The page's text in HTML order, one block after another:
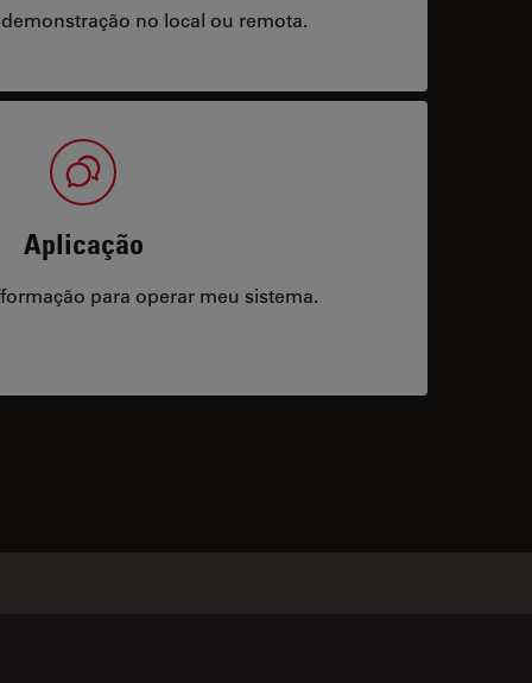
no local ou remota.
Aplicação
para operar meu sistema.